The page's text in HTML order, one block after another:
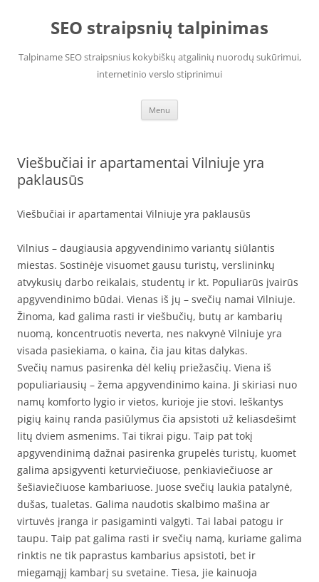
contentSEO straipsnių talpinimas
Talpiname SEO straipsnius kokybiškų atgalinių nuorodų sukūrimui,
internetinio verslo stiprinimui
Menu
Viešbučiai ir apartamentai Vilniuje yra
paklausūs
Viešbučiai ir apartamentai Vilniuje yra paklausūs
Vilnius – daugiausia apgyvendinimo variantų siūlantis
miestas. Sostinėje visuomet gausu turistų, verslininkų
atvykusių darbo reikalais, studentų ir kt. Populiarūs įvairūs
apgyvendinimo būdai. Vienas iš jų – svečių namai Vilniuje.
Žinoma, kad galima rasti ir viešbučių, butų ar kambarių
nuomą, koncentruotis neverta, nes nakvynė Vilniuje yra
visada pasiekiama, o kaina, čia jau kitas dalykas.
Svečių namus pasirenka dėl kelių priežasčių. Viena iš
populiariausių – žema apgyvendinimo kaina. Ji skiriasi nuo
namų komforto lygio ir vietos, kurioje jie stovi. Ieškantys
pigių kainų randa pasiūlymus čia apsistoti už keliasdešimt
litų dviem asmenims. Tai tikrai pigu. Taip pat tokį
apgyvendinimą dažnai pasirenka grupelės turistų, kuomet
galima apsigyventi keturviečiuose, penkiaviečiuose ar
šešiaviečiuose kambariuose. Juose svečių laukia patalynė,
dušas, tualetas. Galima naudotis skalbimo mašina ar
virtuvės įranga ir pasigaminti valgyti. Tai labai patogu ir
taupu. Taip pat galima rasti ir svečių namą, kuriame galima
rinktis ne tik paprastus kambarius apsistoti, bet ir
miegamąjį kambarį su svetaine. Tiesa, jie kainuoja